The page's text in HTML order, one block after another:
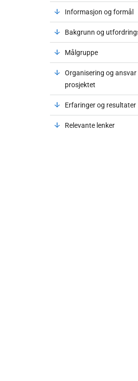
Informasjon og formål
Bakgrunn og
Målgruppe
Organisering og
prosjektet
Erfaringer og resultater
Relevante lenker